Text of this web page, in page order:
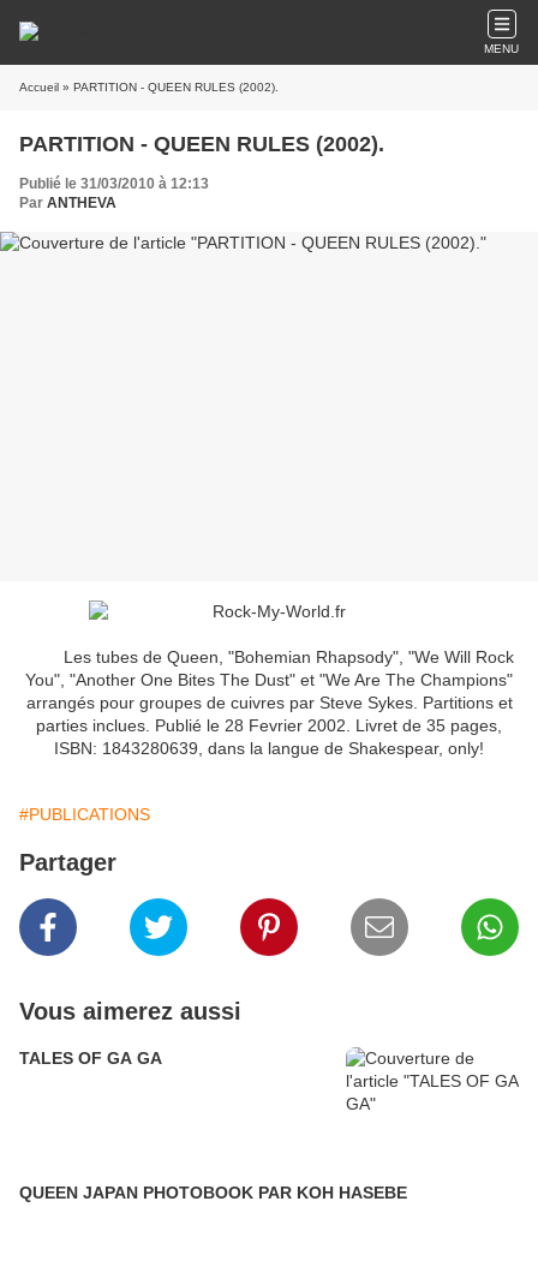
MENU
Accueil » PARTITION - QUEEN RULES (2002).
PARTITION - QUEEN RULES (2002).
Publié le 31/03/2010 à 12:13
Par ANTHEVA
Les tubes de Queen, "Bohemian Rhapsody", "We Will Rock
You", "Another One Bites The Dust" et "We Are The Champions"
arrangés pour groupes de cuivres par Steve Sykes. Partitions et
parties inclues. Publié le 28 Fevrier 2002. Livret de 35 pages,
ISBN: 1843280639, dans la langue de Shakespear, only!
#PUBLICATIONS
Partager
Vous aimerez aussi
TALES OF GA GA
QUEEN JAPAN PHOTOBOOK PAR KOH HASEBE